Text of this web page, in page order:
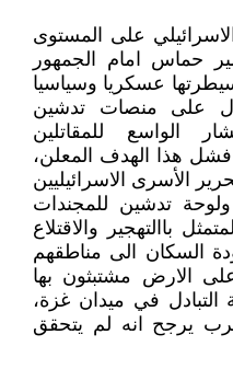
على المستوى
حماس امام الجمهور
عسكريا وسياسيا
على منصات تدشين
الواسع للمقاتلين
فشل هذا الهدف المعلن،
الأسرى الاسرائيليين
تدشين للمجندات
باالتهجير والاقتلاع
السكان الى مناطقهم
الارض مشتبثون بها
التبادل في ميدان غزة،
يرجح انه لم يتحقق